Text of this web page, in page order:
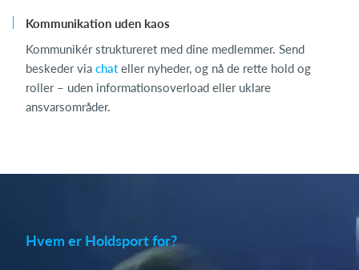
Kommunikation uden kaos
Kommunikér struktureret med dine medlemmer. Send
beskeder via chateller nyheder, og nå de rette hold og
roller – uden informationsoverload eller uklare
ansvarsområder.
Hvem er Holdsport for?